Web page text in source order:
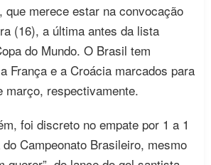
que merece estar na convocação
(16), a última antes da lista
do Mundo. O Brasil tem
França e a Croácia marcados para
março, respectivamente.
foi discreto no empate por 1 a 1
Campeonato Brasileiro, mesmo